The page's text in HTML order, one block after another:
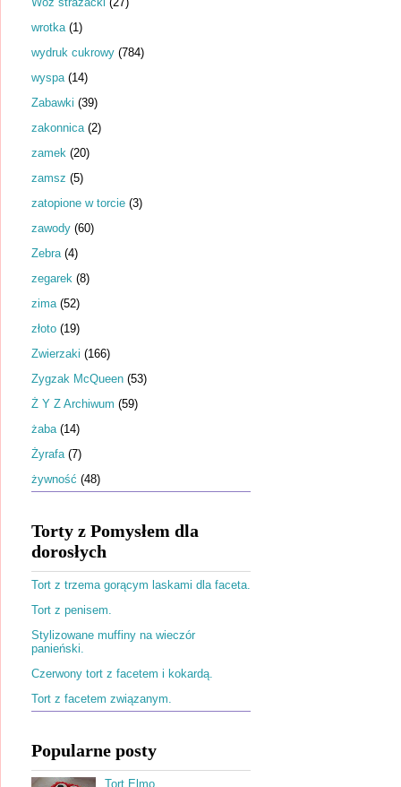
wrotka (1)
wydruk cukrowy (784)
wyspa (14)
Zabawki (39)
zakonnica (2)
zamek (20)
zamsz (5)
zatopione w torcie (3)
zawody (60)
Zebra (4)
zegarek (8)
zima (52)
złoto (19)
Zwierzaki (166)
Zygzak McQueen (53)
Ż Y Z Archiwum (59)
żaba (14)
Żyrafa (7)
żywność (48)
Torty z Pomysłem dla
dorosłych
Tort z trzema gorącym laskami dla faceta.
Tort z penisem.
Stylizowane muffiny na wieczór
panieński.
Czerwony tort z facetem i kokardą.
Tort z facetem związanym.
Popularne posty
Tort Elmo.